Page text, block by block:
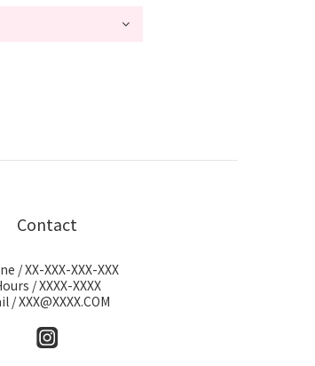
Contact
/ XX-XXX-XXX-XXX
/ XXXX-XXXX
/ XXX@XXXX.COM